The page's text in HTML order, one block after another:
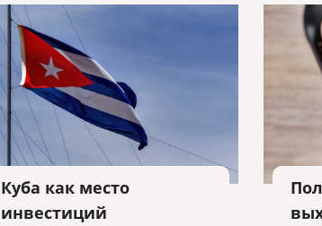
Куба как место
инвестиций